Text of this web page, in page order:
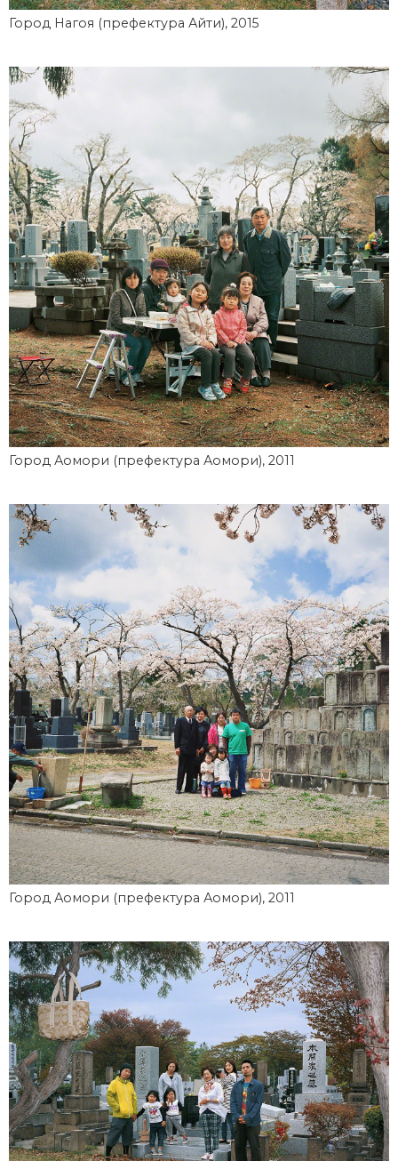
Город Нагоя (префектура Айти), 2015
Город Аомори (префектура Аомори), 2011
Город Аомори (префектура Аомори), 2011